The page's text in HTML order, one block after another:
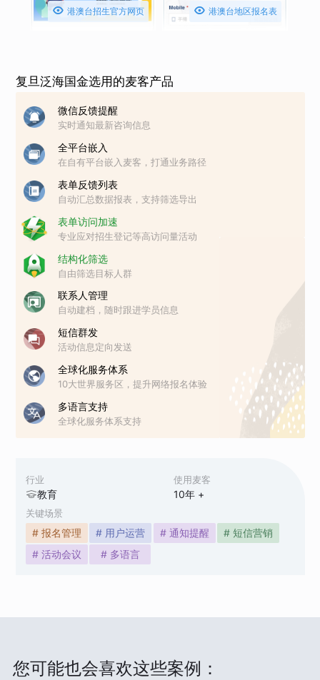
行业
教育
使用麦客
10年 +
关键场景
# 报名管理 # 用户运营 # 通知提醒
# 短信营销
# 活动会议
# 多语言
 港澳台招生官方网页  港澳台地区报名表
复旦泛海国金选用的麦客产品
微信反馈提醒
实时通知最新咨询信息
全平台嵌入
在自有平台嵌入麦客，打通业务路径
表单反馈列表
自动汇总数据报表，支持筛选导出
表单访问加速
专业应对招生登记等高访问量活动
结构化筛选
自由筛选目标人群
联系人管理
自动建档，随时跟进学员信息
短信群发
活动信息定向发送
全球化服务体系
10大世界服务区，提升网络报名体验
多语言支持
全球化服务体系支持
您可能也会喜欢这些案例：